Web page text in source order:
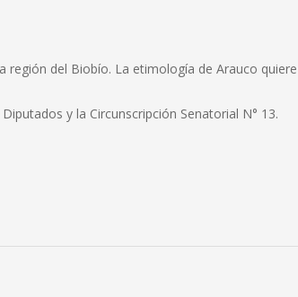
región del Biobío. La etimología de Arauco
y la Circunscripción Senatorial N° 13.